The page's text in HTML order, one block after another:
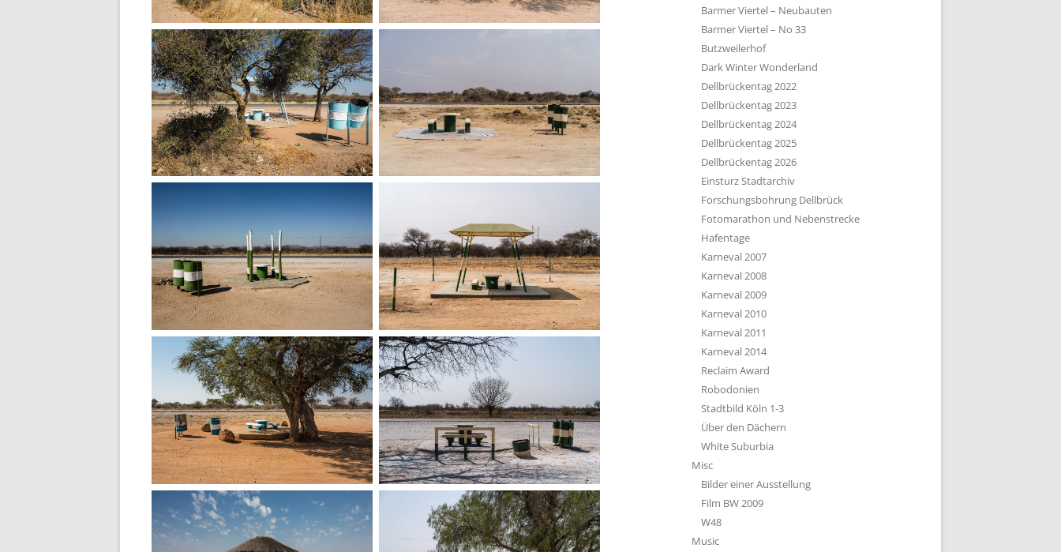
Barmer Viertel – Neubauten
Barmer Viertel – No 33
Butzweilerhof
Dark Winter Wonderland
Dellbrückentag 2022
Dellbrückentag 2023
Dellbrückentag 2024
Dellbrückentag 2025
Dellbrückentag 2026
Einsturz Stadtarchiv
Forschungsbohrung Dellbrück
Fotomarathon und Nebenstrecke
Hafentage
Karneval 2007
Karneval 2008
Karneval 2009
Karneval 2010
Karneval 2011
Karneval 2014
Reclaim Award
Robodonien
Stadtbild Köln 1-3
Über den Dächern
White Suburbia
Misc
Bilder einer Ausstellung
Film BW 2009
W48
Music